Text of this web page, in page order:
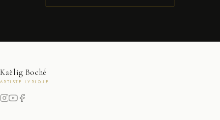
Kaëlig Boché
ARTISTE LYRIQUE